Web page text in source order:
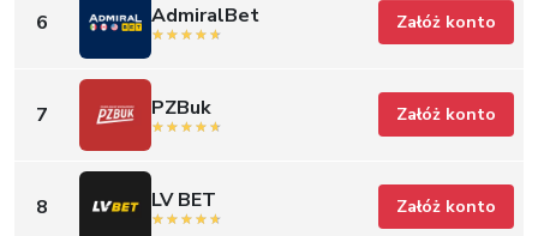
6 AdmiralBet Załóż konto
7 PZBuk Załóż konto
8 LV BET Załóż konto